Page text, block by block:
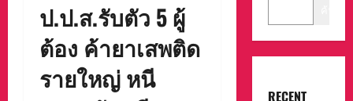
ป.ป.ส.รับตัว 5 ผู้
ต้อง ค้ายาเสพติด
รายใหญ่ หนี
RECENT